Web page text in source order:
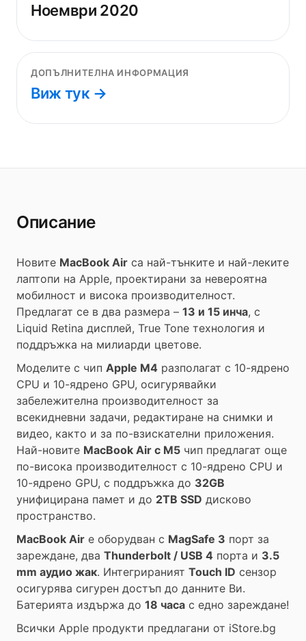
Ноември 2020
ДОПЪЛНИТЕЛНА ИНФОРМАЦИЯ
Виж тук →
Описание
Новите MacBook Air са най-тънките и най-леките
лаптопи на Apple, проектирани за невероятна
мобилност и висока производителност.
Предлагат се в два размера – 13 и 15 инча, с
Liquid Retina дисплей, True Tone технология и
поддръжка на милиарди цветове.
Моделите с чип Apple M4 разполагат с 10-ядрено
CPU и 10-ядрено GPU, осигурявайки
забележителна производителност за
всекидневни задачи, редактиране на снимки и
видео, както и за по-взискателни приложения.
Най-новите MacBook Air с M5 чип предлагат още
по-висока производителност с 10-ядрено CPU и
10-ядрено GPU, с поддръжка до 32GB
унифицирана памет и до 2TB SSD дисково
пространство.
MacBook Air е оборудван с MagSafe 3 порт за
зареждане, два Thunderbolt / USB 4 порта и 3.5
mm аудио жак. Интегрираният Touch ID сензор
осигурява сигурен достъп до данните Ви.
Батерията издържа до 18 часа с едно зареждане!
Всички Apple продукти предлагани от iStore.bg